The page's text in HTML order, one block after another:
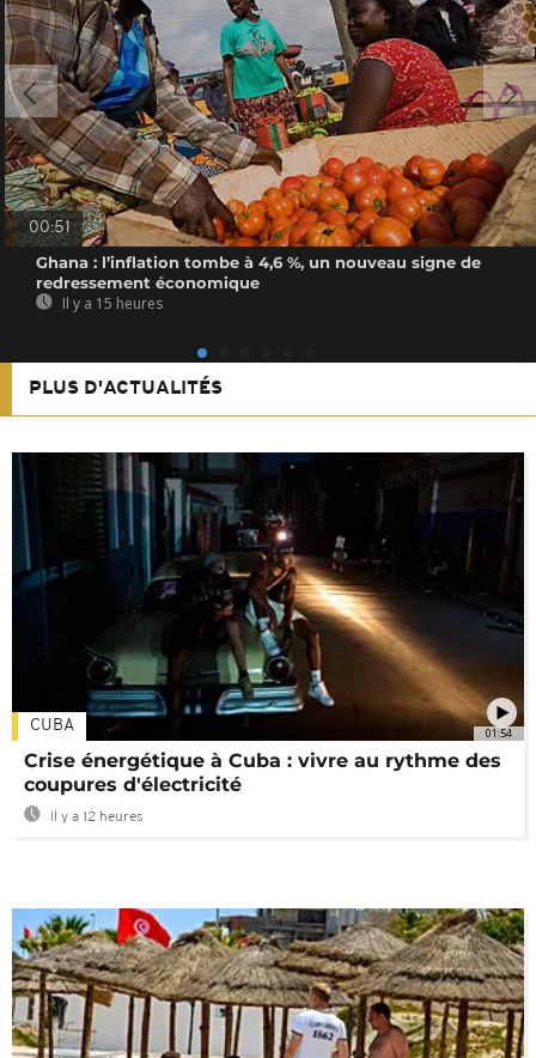
00:51
Ghana : l’inflation tombe à 4,6 %, un nouveau signe de
redressement économique
Il y a 15 heures
PLUS D'ACTUALITÉS
01:54
CUBA
Crise énergétique à Cuba : vivre au rythme des
coupures d'électricité
Il y a 12 heures